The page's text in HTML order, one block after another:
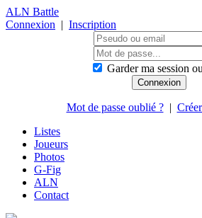
ALN Battle
Connexion | Inscription
Garder ma session
Mot de passe oublié ?|
Listes
Joueurs
Photos
G-Fig
ALN
Contact